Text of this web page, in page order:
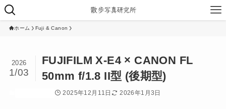
ホーム Fuji & Canon
FUJIFILM X-E4 × CANON FL
50mm f/1.8 II型 (後期型)
2026
1/03
2025年12月11日 2026年1月3日